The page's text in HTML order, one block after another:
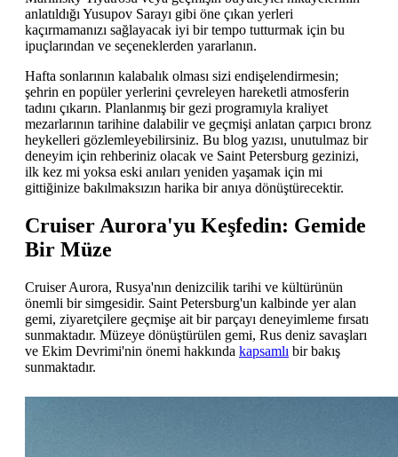
anlatıldığı Yusupov Sarayı gibi öne çıkan yerleri
kaçırmamanızı sağlayacak iyi bir tempo tutturmak için bu
ipuçlarından ve seçeneklerden yararlanın.
Hafta sonlarının kalabalık olması sizi endişelendirmesin;
şehrin en popüler yerlerini çevreleyen hareketli atmosferin
tadını çıkarın. Planlanmış bir gezi programıyla kraliyet
mezarlarının tarihine dalabilir ve geçmişi anlatan çarpıcı bronz
heykelleri gözlemleyebilirsiniz. Bu blog yazısı, unutulmaz bir
deneyim için rehberiniz olacak ve Saint Petersburg gezinizi,
ilk kez mi yoksa eski anıları yeniden yaşamak için mi
gittiğinize bakılmaksızın harika bir anıya dönüştürecektir.
Cruiser Aurora'yu Keşfedin: Gemide
Bir Müze
Cruiser Aurora, Rusya'nın denizcilik tarihi ve kültürünün
önemli bir simgesidir. Saint Petersburg'un kalbinde yer alan
gemi, ziyaretçilere geçmişe ait bir parçayı deneyimleme fırsatı
sunmaktadır. Müzeye dönüştürülen gemi, Rus deniz savaşları
ve Ekim Devrimi'nin önemi hakkında kapsamlı bir bakış
sunmaktadır.